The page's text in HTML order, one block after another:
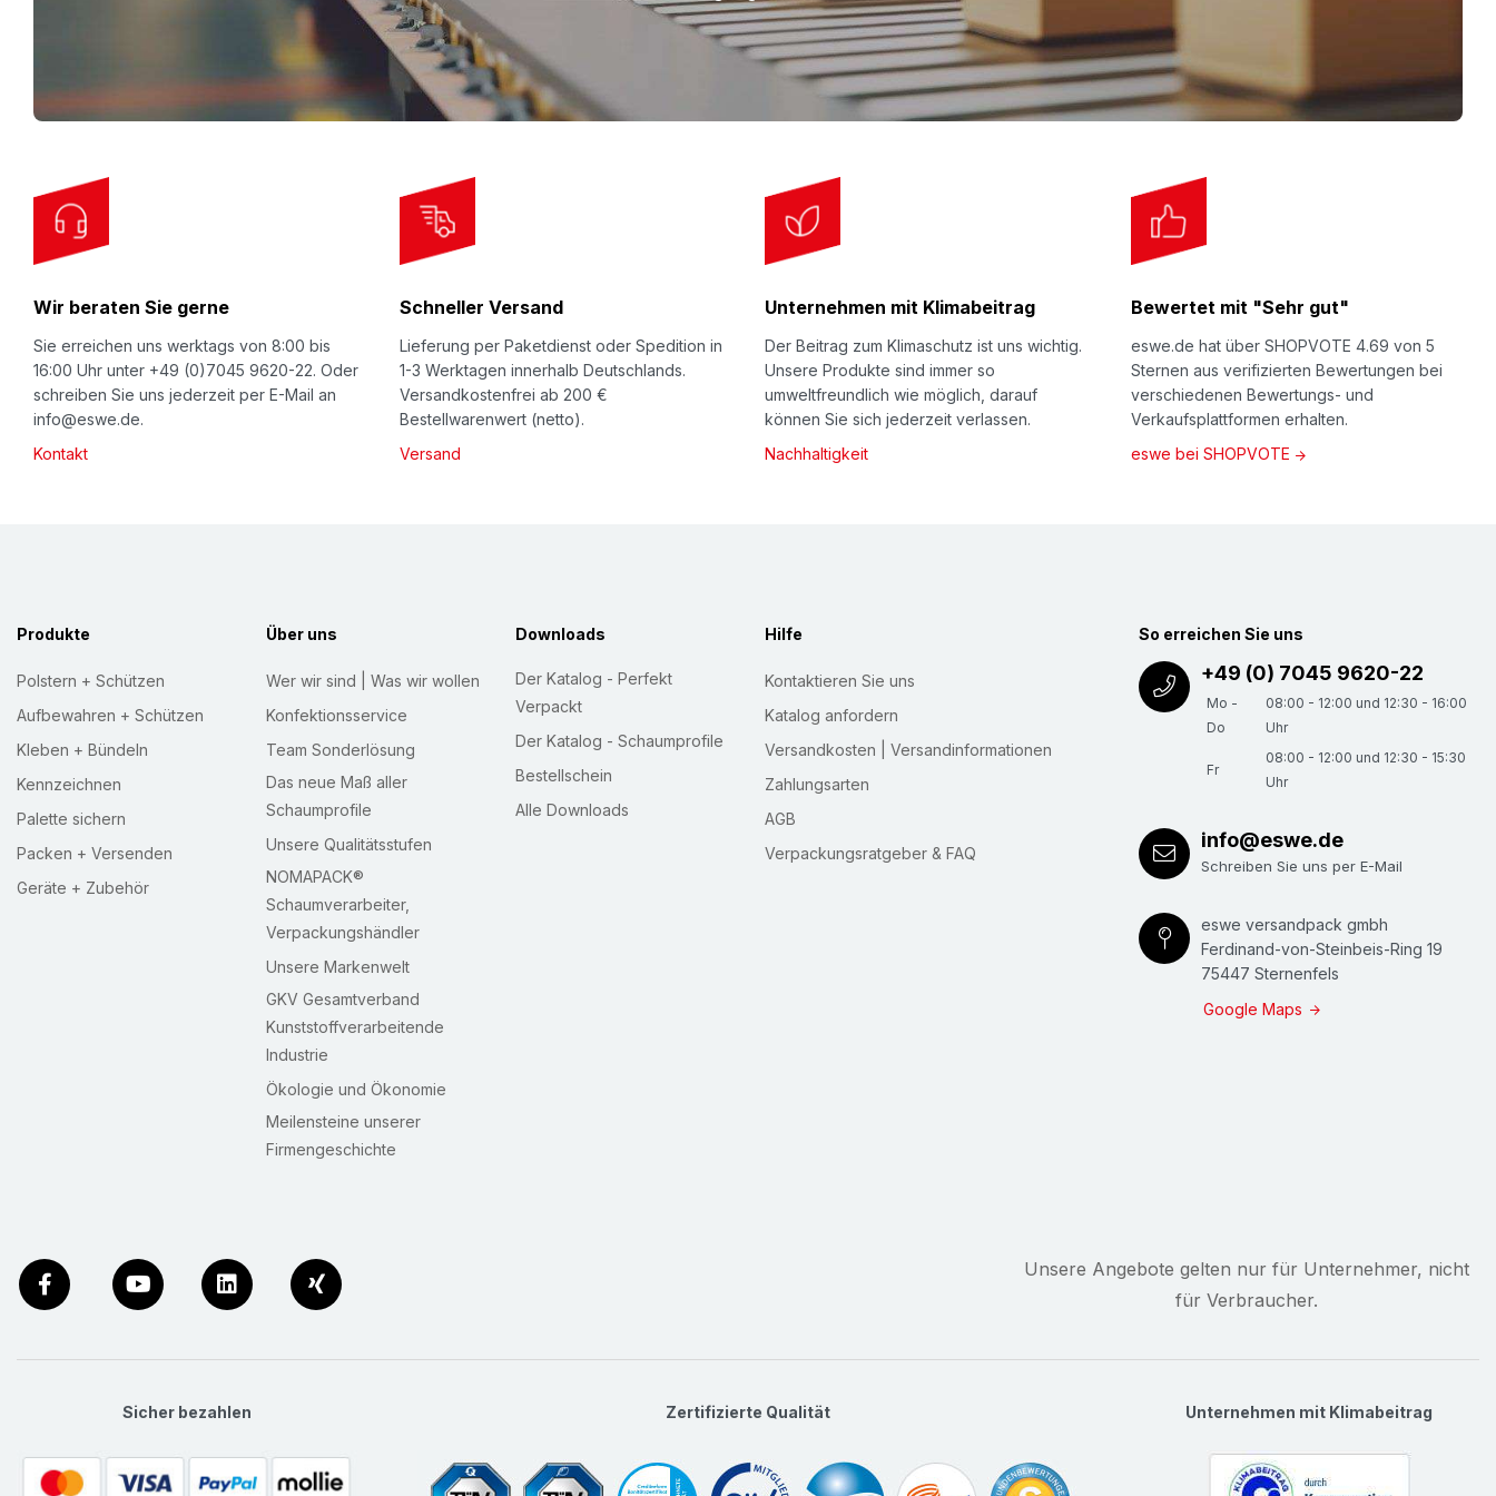
Folienversandtaschen LDPE(Art.Nr. 521-)
Klassisch bewährte Ausführung aus 100% umweltfreundlicher LDPE
Folie.
f
e
w
s
Wir beraten Sie gerne
Sie erreichen uns werktags von 8:00 bis
16:00 Uhr unter +49 (0)7045 9620-22. Oder
schreiben Sie uns jederzeit per E-Mail an
info@eswe.de.
Kontakt
Schneller Versand
Lieferung per Paketdienst oder Spedition in
1-3 Werktagen innerhalb Deutschlands.
Versandkostenfrei ab 200 €
Bestellwarenwert (netto).
Versand
Unternehmen mit Klimabeitrag
Der Beitrag zum Klimaschutz ist uns wichtig.
Unsere Produkte sind immer so
umweltfreundlich wie möglich, darauf
können Sie sich jederzeit verlassen.
Nachhaltigkeit
Bewertet mit "Sehr gut"
eswe.de hat über SHOPVOTE 4.69 von 5
Sternen aus verifizierten Bewertungen bei
verschiedenen Bewertungs- und
Verkaufsplattformen erhalten.
eswe bei SHOPVOTE
Produkte
Polstern + Schützen
Aufbewahren + Schützen
Kleben + Bündeln
Kennzeichnen
Palette sichern
Packen + Versenden
Geräte + Zubehör
Über uns
Wer wir sind | Was wir wollen
Konfektionsservice
Team Sonderlösung
Das neue Maß aller
Schaumprofile
Unsere Qualitätsstufen
NOMAPACK®
Schaumverarbeiter,
Verpackungshändler
Unsere Markenwelt
GKV Gesamtverband
Kunststoffverarbeitende
Industrie
Ökologie und Ökonomie
Meilensteine unserer
Firmengeschichte
Downloads
Der Katalog - Perfekt
Verpackt
Der Katalog - Schaumprofile
Bestellschein
Alle Downloads
Hilfe
Kontaktieren Sie uns
Katalog anfordern
Versandkosten | Versandinformationen
Zahlungsarten
AGB
Verpackungsratgeber & FAQ
So erreichen Sie uns
+49 (0) 7045 9620-22
Mo -
Do
08:00 - 12:00 und 12:30 - 16:00
Uhr
Fr
08:00 - 12:00 und 12:30 - 15:30
Uhr
info@eswe.de
Schreiben Sie uns per E-Mail
eswe versandpack gmbh
Ferdinand-von-Steinbeis-Ring 19
75447 Sternenfels
Google Maps
Unsere Angebote gelten nur für Unternehmer, nicht
für Verbraucher.
Sicher bezahlen Zertifizierte Qualität Unternehmen mit Klimabeitrag